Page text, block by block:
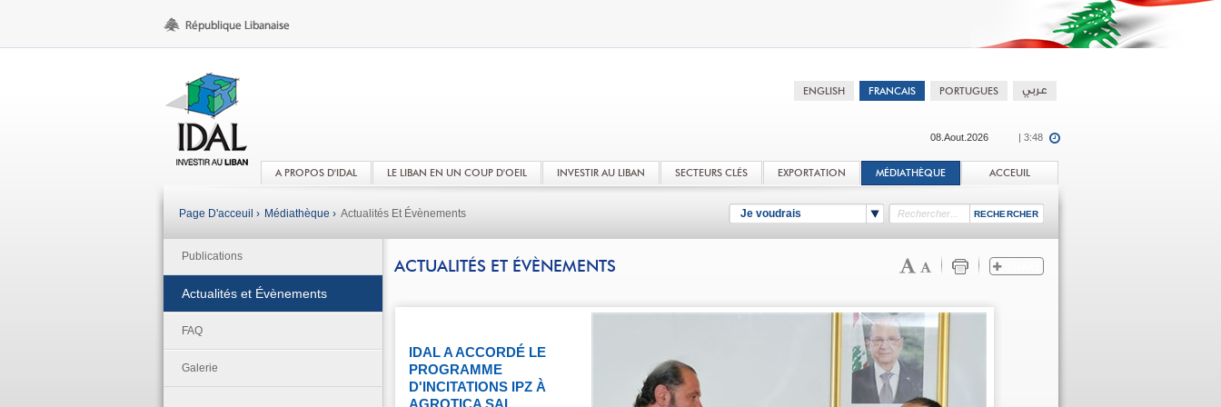
08.Aout.2026 | 3:48
A PROPOS D'IDAL LE LIBAN EN UN COUP D'OEIL INVESTIR AU LIBAN SECTEURS CLÉS EXPORTATION MÉDIATHÈQUE ACCEUIL
Je voudrais
Page D'acceuil › Médiathèque › Actualités Et Évènements
Publications
Actualités et Évènements
FAQ
Galerie
ACTUALITÉS ET ÉVÈNEMENTS
IDAL A ACCORDÉ LE
PROGRAMME
D'INCITATIONS IPZ À
AGROTICA SAL